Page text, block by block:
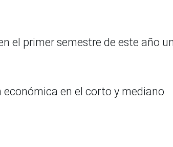
el primer semestre de este año
económica en el corto y mediano